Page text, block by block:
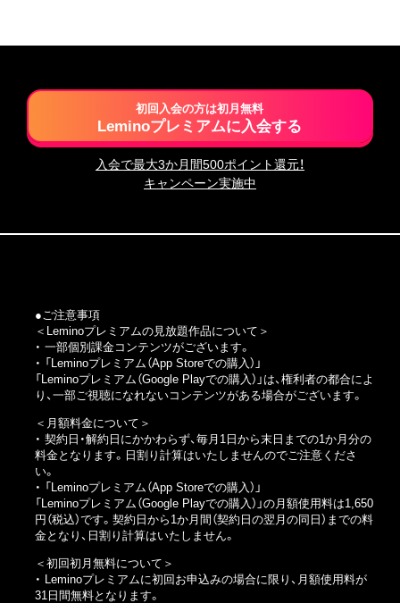
初回入会の方は初月無料
Leminoプレミアムに入会する
入会で最大3か月間500ポイント還元！
キャンペーン実施中
●ご注意事項
＜Leminoプレミアムの見放題作品について＞
・ 一部個別課金コンテンツがございます。
・ 「Leminoプレミアム（App Storeでの購入）」
「Leminoプレミアム（Google Playでの購入）」 は、権利者の都合によ
り、一部ご視聴になれないコンテンツがある場合がございます。
＜月額料金について＞
・ 契約日・解約日にかかわらず、毎月1日から末日までの1か月分の
料金となります。日割り計算はいたしませんのでご注意くださ
い。
・ 「Leminoプレミアム（App Storeでの購入）」
「Leminoプレミアム（Google Playでの購入）」の月額使用料は1,650
円（税込）です。契約日から1か月間（契約日の翌月の同日）までの料
金となり、日割り計算はいたしません。
＜初回初月無料について＞
・ Leminoプレミアムに初回お申込みの場合に限り、月額使用料が
31日間無料となります。